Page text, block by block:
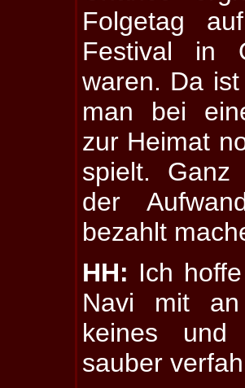
Folgetag
Festival in
waren. Da
man bei
zur Heimat
spielt. Ganz
der
bezahlt
HH: Ich
Navi mit
keines
sauber